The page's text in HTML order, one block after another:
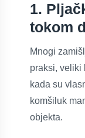
1.
tokom
Mnogi
praksi, veliki
kada su
komšiluk
objekta.